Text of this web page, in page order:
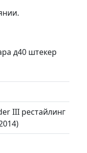
д40 штекер
III рестайлинг